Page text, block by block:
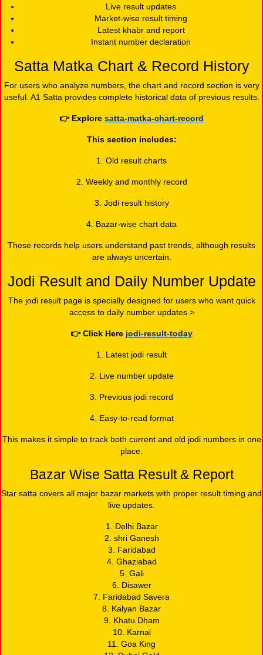
Live result updates
Market-wise result timing
Latest khabr and report
Instant number declaration
Satta Matka Chart & Record History
For users who analyze numbers, the chart and record section is very
useful. A1 Satta provides complete historical data of previous results.
👉 Explore satta-matka-chart-record
This section includes:
1. Old result charts
2. Weekly and monthly record
3. Jodi result history
4. Bazar-wise chart data
These records help users understand past trends, although results
are always uncertain.
Jodi Result and Daily Number Update
The jodi result page is specially designed for users who want quick
access to daily number updates.>
👉Click Here jodi-result-today
1. Latest jodi result
2. Live number update
3. Previous jodi record
4. Easy-to-read format
This makes it simple to track both current and old jodi numbers in one
place.
Bazar Wise Satta Result & Report
Star satta covers all major bazar markets with proper result timing and
live updates.
1. Delhi Bazar
2. shri Ganesh
3. Faridabad
4. Ghaziabad
5. Gali
6. Disawer
7. Faridabad Savera
8. Kalyan Bazar
9. Khatu Dham
10. Karnal
11. Goa King